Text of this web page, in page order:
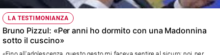
LA TESTIMONIANZA
Bruno Pizzul: «Per anni ho dormito con una Madonnina
sotto il cuscino»